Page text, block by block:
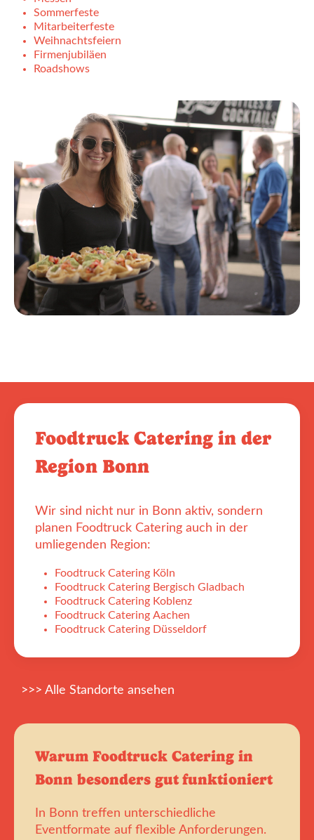
Sommerfeste
Mitarbeiterfeste
Weihnachtsfeiern
Firmenjubiläen
Roadshows
Foodtruck Catering in der
Region Bonn
Wir sind nicht nur in Bonn aktiv, sondern
planen Foodtruck Catering auch in der
umliegenden Region:
Foodtruck Catering Köln
Foodtruck Catering Bergisch Gladbach
Foodtruck Catering Koblenz
Foodtruck Catering Aachen
Foodtruck Catering Düsseldorf
>>> Alle Standorte ansehen
Warum Foodtruck Catering in
Bonn besonders gut funktioniert
In Bonn treffen unterschiedliche
Eventformate auf flexible Anforderungen.